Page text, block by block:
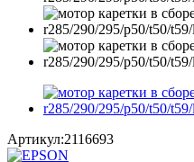
Артикул:2116693